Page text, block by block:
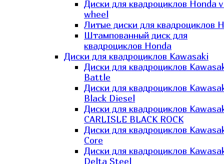
Диски для квадроциклов Honda
wheel
Литые диски для квадроциклов
Штампованный диск для
квадроциклов Honda
Диски для квадроциклов Kawasaki
Диски для квадроциклов
Battle
Диски для квадроциклов
Black Diesel
Диски для квадроциклов
CARLISLE BLACK ROCK
Диски для квадроциклов
Core
Диски для квадроциклов
Delta Steel